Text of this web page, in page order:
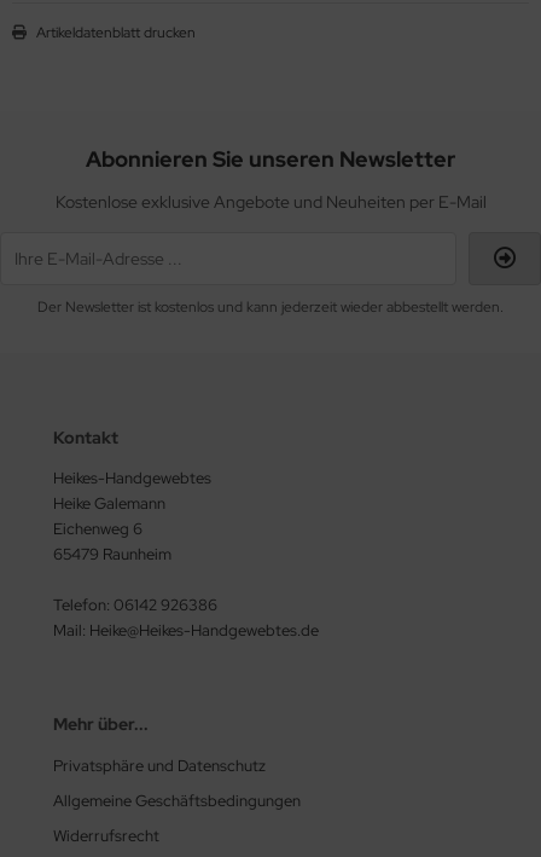
Artikeldatenblatt drucken
Abonnieren Sie unseren Newsletter
Kostenlose exklusive Angebote und Neuheiten per E-Mail
Der Newsletter ist kostenlos und kann jederzeit wieder abbestellt werden.
Kontakt
Heikes-Handgewebtes
Heike Galemann
Eichenweg 6
65479 Raunheim
Telefon: 06142 926386
Mail: Heike@Heikes-Handgewebtes.de
Mehr über...
Privatsphäre und Datenschutz
Allgemeine Geschäftsbedingungen
Widerrufsrecht